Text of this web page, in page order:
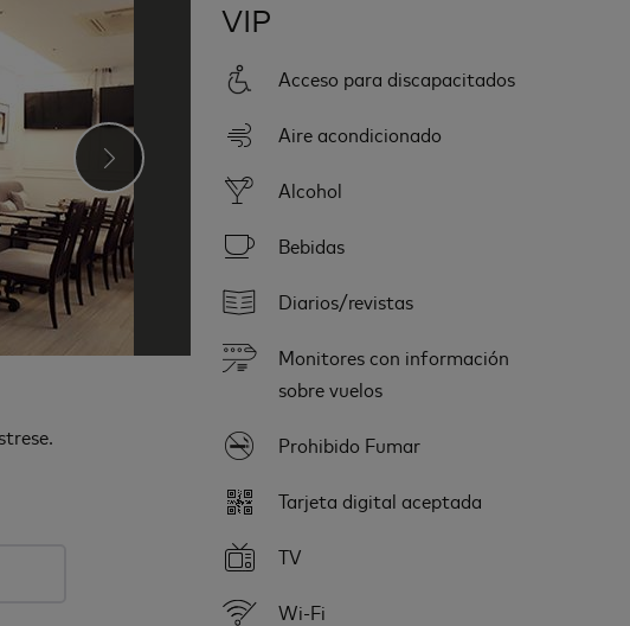
›
VIP
Acceso para discapacitados
Aire acondicionado
Alcohol
Bebidas
Diarios/revistas
Monitores con información
sobre vuelos
Prohibido Fumar
Tarjeta digital aceptada
TV
Wi-Fi